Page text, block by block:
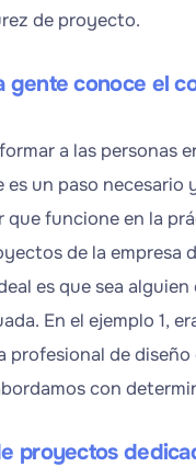
de proyecto.
gente conoce el
a las personas
un paso
funcione en la
de la empresa
es que sea
En el ejemplo 1,
de
con
proyectos